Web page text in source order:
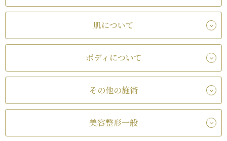
肌について
ボディについて
その他の施術
美容整形一般